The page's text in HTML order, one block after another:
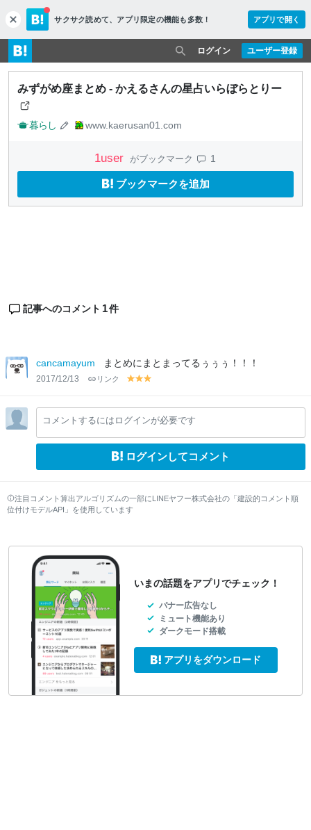
c
l
o
s
e
サクサク読めて、 アプリ限定の機能も多数！ アプリで開く
ユーザー登録
ログイン
みずがめ座まとめ - かえるさんの星占いらぼらとりー
暮らし www.kaerusan01.com
1user がブックマーク 1
ブックマークを追加
記事へのコメント 1件
cancamayum まとめにまとまってるぅぅぅ！！！
2017/12/13 リンク
y
lo
w
y
lo
w
lo
w
コメントするにはログインが必要です
ログインしてコメント
注目コメント算出アルゴリズムの一部にLINEヤフー株式会社の「建設的コメント順
位付けモデルAPI」を使用しています
いまの話題をアプリでチェック！
バナー広告なし
ミュート機能あり
ダークモード搭載
アプリをダウンロード